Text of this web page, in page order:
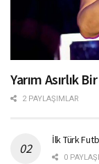
Yarım Asırlık
2 PAYLAŞIMLAR
İlk Türk
0